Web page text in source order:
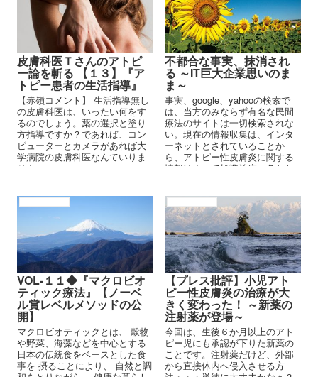
皮膚科医Ｔさんのアトピ
ー論を斬る 【１３】『ア
トピー患者の生活指導』
【赤嶺コメント】 生活指導無し
の皮膚科医は、いったい何をす
るのでしょう。薬の選択と塗り
方指導ですか？であれば、コン
ピューターとカメラがあれば大
学病院の皮膚科医なんていりま
せん。
不都合な事実、抹消され
る ～IT巨大企業思いのま
ま～
事実、google、yahooの検索で
は、当方のみならず有名な民間
療法のサイトは一切検索されな
い。現在の情報収集は、インタ
ーネットとされていることか
ら、アトピー性皮膚炎に関する
情報はすべて標準治療一色とな
VOL-１１◆『マクロビオ
ティック療法』【ノーベ
ル賞レベルメソッドの公
開】
マクロビオティックとは、 穀物
や野菜、海藻などを中心とする
日本の伝統食をベースとした食
事を 摂ることにより、 自然と調
【プレス批評】小児アト
ピー性皮膚炎の治療が大
きく変わった！ ～新薬の
注射薬が登場～
今回は、生後６か月以上のアト
ピー児にも承認が下りた新薬の
ことです。注射薬だけど、外部
から直接体内へ侵入させる方